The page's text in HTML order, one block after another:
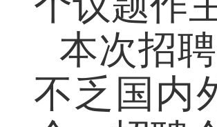
个议题作
本次招
不乏国内